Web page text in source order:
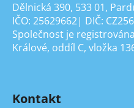
Dělnická 390, 533 01,
IČO: 25629662| DIČ:
Společnost je
Králové, oddíl C, vložka
Kontakt